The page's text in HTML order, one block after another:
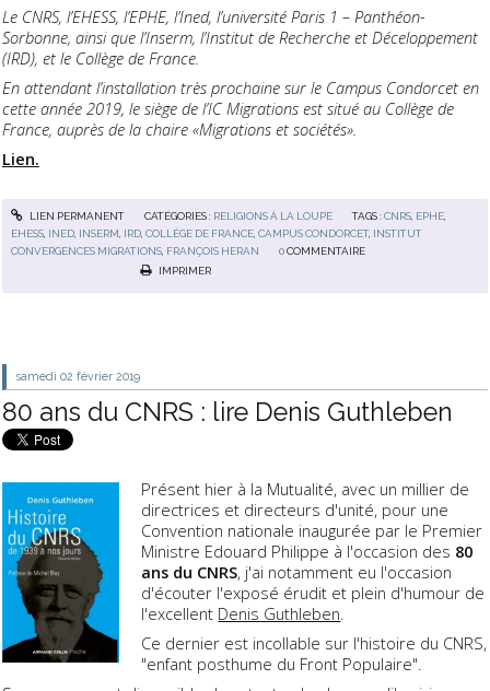
Le CNRS, l’EHESS, l’EPHE, l’Ined, l’université Paris 1 – Panthéon-
Sorbonne, ainsi que l’Inserm, l’Institut de Recherche et Déceloppement
(IRD), et le Collège de France.
En attendant l’installation très prochaine sur le Campus Condorcet en
cette année 2019, le siège de l’IC Migrations est situé au Collège de
France, auprès de la chaire «Migrations et sociétés».
Lien.
LIEN PERMANENT CATÉGORIES : RELIGIONS À LA LOUPE TAGS :CNRS EPHE
EHESS INED INSERM IRD ,COLLÈGE DE FRANCE ,CAMPUS CONDORCET, INSTITUT
CONVERGENCES MIGRATIONS FRANÇOIS HERAN 0 COMMENTAIRE
IMPRIMER
samedi 02 février 2019
80 ans du CNRS : lire Denis Guthleben
Présent hier à la Mutualité, avec un millier de
directrices et directeurs d'unité, pour une
Convention nationale inaugurée par le Premier
Ministre Edouard Philippe à l'occasion des 80
ans du CNRS, j'ai notamment eu l'occasion
d'écouter l'exposé érudit et plein d'humour de
l'excellent Denis Guthleben.
Ce dernier est incollable sur l'histoire du CNRS,
"enfant posthume du Front Populaire".